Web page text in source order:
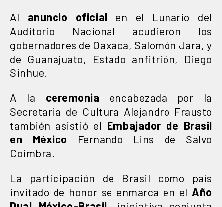
Al anuncio oficial en el Lunario del
Auditorio Nacional acudieron los
gobernadores de Oaxaca, Salomón Jara, y
de Guanajuato, Estado anfitrión, Diego
Sinhue.
A la ceremonia encabezada por la
Secretaria de Cultura Alejandro Frausto
también asistió el Embajador de Brasil
en México Fernando Lins de Salvo
Coimbra.
La participación de Brasil como país
invitado de honor se enmarca en el Año